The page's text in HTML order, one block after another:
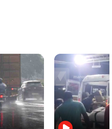
അനാദരം: തെളിവായി